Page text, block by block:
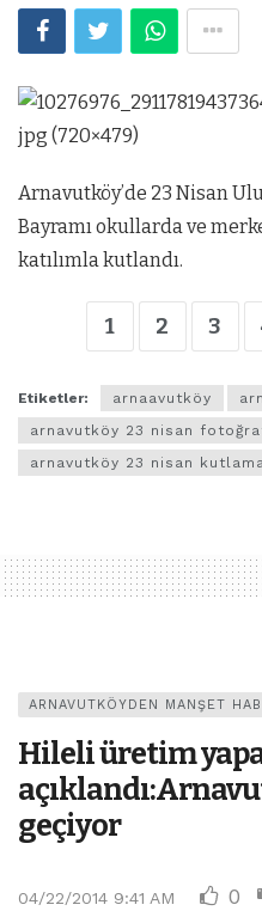
Arnavutköy’de 23 Nisan
Bayramı okullarda ve
katılımla kutlandı.
1 2 3
Etiketler: arnaavutköy
arnavutköy 23 nisan
arnavutköy 23 nisan
ARNAVUTKÖYDEN MANŞET
Hileli üretim
geçiyor
04/22/2014 9:41 AM 0